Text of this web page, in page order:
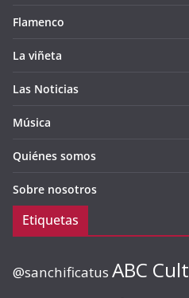
Flamenco
La viñeta
Las Noticias
Música
Quiénes somos
Sobre nosotros
Etiquetas
@sanchificatus ABC